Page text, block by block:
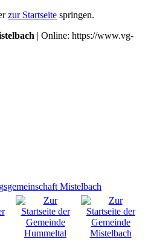
zur Startseite springen.
| Online: https://www.vg-